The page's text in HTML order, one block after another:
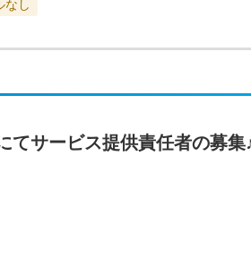
なし
てサービス提供責任者の募集